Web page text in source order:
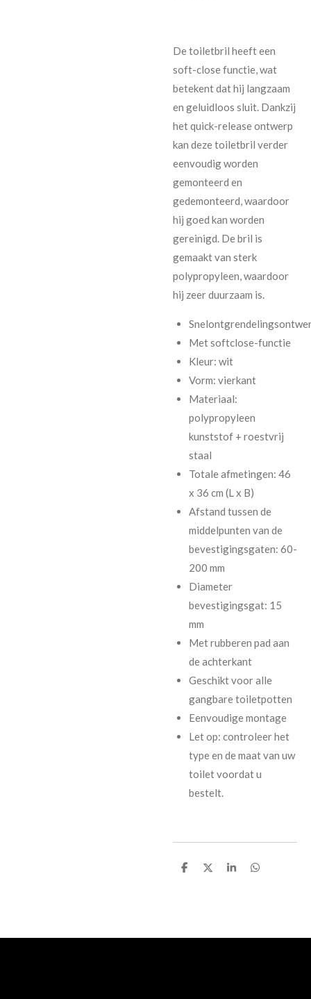
De toiletbril heeft een
soft-close functie, wat
betekent dat hij langzaam
en geluidloos sluit. Dankzij
het quick-release ontwerp
kan deze toiletbril verder
eenvoudig worden
gemonteerd en
gedemonteerd, waardoor
hij goed kan worden
gereinigd. De bril is
gemaakt van sterk
polypropyleen, waardoor
hij zeer duurzaam is.
Met softclose-functie
Kleur: wit
Vorm: vierkant
Materiaal:
polypropyleen
kunststof + roestvrij
staal
Totale afmetingen: 46
x 36 cm (L x B)
Afstand tussen de
middelpunten van de
bevestigingsgaten: 60-
200 mm
Diameter
bevestigingsgat: 15
mm
Met rubberen pad aan
de achterkant
Geschikt voor alle
gangbare toiletpotten
Eenvoudige montage
Let op: controleer het
type en de maat van uw
toilet voordat u
bestelt.
D
D
S
D